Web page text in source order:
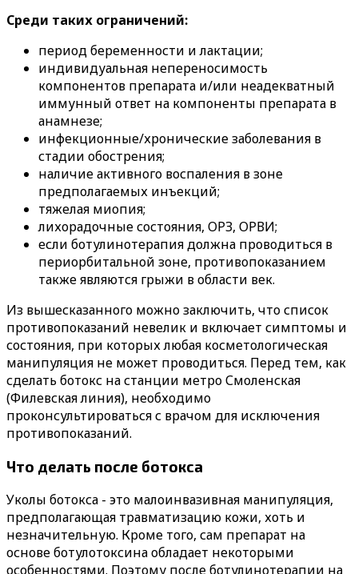
Среди таких ограничений:
период беременности и лактации;
индивидуальная непереносимость
компонентов препарата и/или неадекватный
иммунный ответ на компоненты препарата в
анамнезе;
инфекционные/хронические заболевания в
стадии обострения;
наличие активного воспаления в зоне
предполагаемых инъекций;
тяжелая миопия;
лихорадочные состояния, ОРЗ, ОРВИ;
если ботулинотерапия должна проводиться в
периорбитальной зоне, противопоказанием
также являются грыжи в области век.
Из вышесказанного можно заключить, что список
противопоказаний невелик и включает симптомы и
состояния, при которых любая косметологическая
манипуляция не может проводиться. Перед тем, как
сделать ботокс на станции метро Смоленская
(Филевская линия), необходимо
проконсультироваться с врачом для исключения
противопоказаний.
Что делать после ботокса
Уколы ботокса - это малоинвазивная манипуляция,
предполагающая травматизацию кожи, хоть и
незначительную. Кроме того, сам препарат на
основе ботулотоксина обладает некоторыми
особенностями. Поэтому после ботулинотерапии на